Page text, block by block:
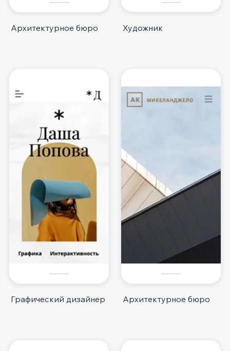
Архитектурное бюро Художник
Графический дизайнер Архитектурное бюро